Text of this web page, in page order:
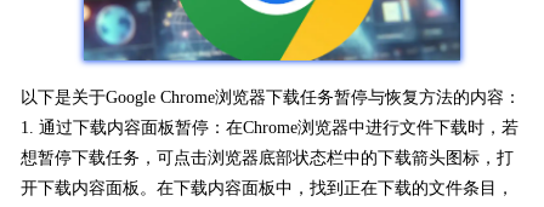
以下是关于Google Chrome浏览器下载任务暂停与恢复方法的内容：
1. 通过下载内容面板暂停：在Chrome浏览器中进行文件下载时，若
想暂停下载任务，可点击浏览器底部状态栏中的下载箭头图标，打
开下载内容面板。在下载内容面板中，找到正在下载的文件条目，